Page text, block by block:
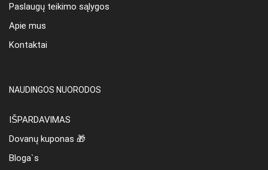
Paslaugų teikimo sąlygos
Apie mus
Kontaktai
NAUDINGOS NUORODOS
IŠPARDAVIMAS
Dovanų kuponas 🎁
Bloga`s